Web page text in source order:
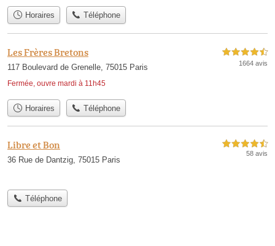
Horaires Téléphone
Les Frères Bretons
117 Boulevard de Grenelle, 75015 Paris
Fermée, ouvre mardi à 11h45
4,5 étoiles sur 5
1664 avis
Horaires Téléphone
Libre et Bon
36 Rue de Dantzig, 75015 Paris
4,5 étoiles sur 5
58 avis
Téléphone